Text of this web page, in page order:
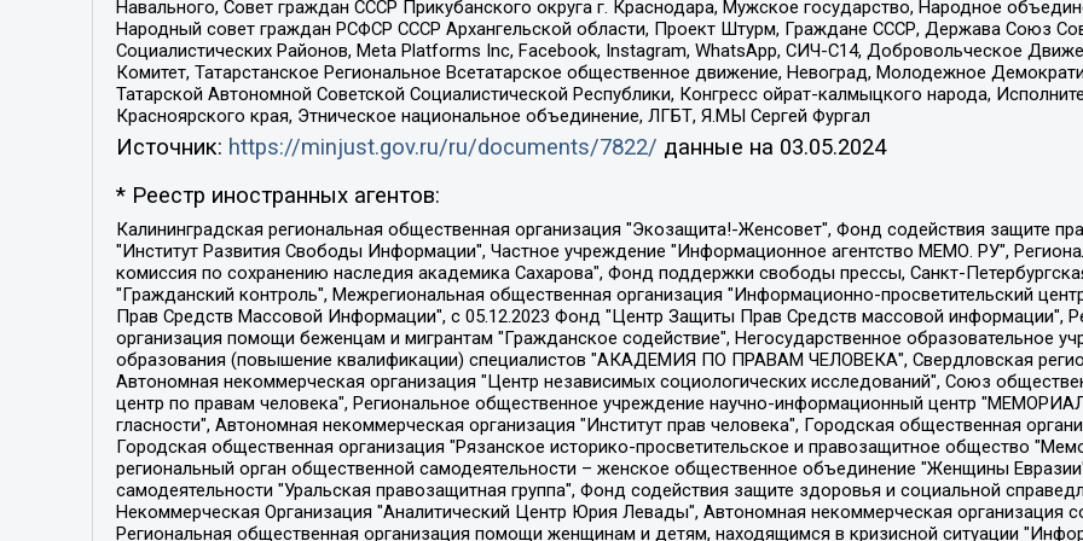
Навального, Совет граждан СССР Прикубанского округа г. Краснодара, Мужское государство, Народное
Народный совет граждан РСФСР СССР Архангельской области, Проект Штурм, Граждане СССР, Держава Союз
Социалистических Районов, Meta Platforms Inc, Facebook, Instagram, WhatsApp, СИЧ-С14, Добровольческое
Комитет, Татарстанское Региональное Всетатарское общественное движение, Невоград, Молодежное
Татарской Автономной Советской Социалистической Республики, Конгресс ойрат-калмыцкого народа,
Красноярского края, Этническое национальное объединение, ЛГБТ, Я.МЫ Сергей Фургал
Источник: https://minjust.gov.ru/ru/documents/7822/ данные на 03.05.2024
* Реестр иностранных агентов:
Калининградская региональная общественная организация "Экозащита!-Женсовет", Фонд содействия защите прав и свобод граждан "Общественный вердикт", Фонд "Институт Развития Свободы Информации", Частное учреждение "Информационное агентство МЕМО. РУ", Региональная общественная организация "Общественная комиссия по сохранению наследия академика Сахарова", Фонд поддержки свободы прессы, Санкт-Петербургская общественная правозащитная организация "Гражданский контроль", Межрегиональная общественная организация "Информационно-просветительский центр "Мемориал", Региональный Фонд "Центр Защиты Прав Средств Массовой Информации", с 05.12.2023 Фонд "Центр Защиты Прав Средств массовой информации", Региональная общественная благотворительная организация помощи беженцам и мигрантам "Гражданское содействие", Негосударственное образовательное учреждение дополнительного профессионального образования (повышение квалификации) специалистов "АКАДЕМИЯ ПО ПРАВАМ ЧЕЛОВЕКА", Свердловская региональная общественная организация "Сутяжник", Автономная некоммерческая организация "Центр независимых социологических исследований", Союз общественных объединений "Российский исследовательский центр по правам человека", Региональное общественное учреждение научно-информационный центр "МЕМОРИАЛ", Некоммерческая организация "Фонд защиты гласности", Автономная некоммерческая организация "Институт прав человека", Городская общественная организация "Екатеринбургское общество "МЕМОРИАЛ", Городская общественная организация "Рязанское историко-просветительское и правозащитное общество "Мемориал" (Рязанский Мемориал), Челябинский региональный орган общественной самодеятельности – женское общественное объединение "Женщины Евразии", Челябинский региональный орган общественной самодеятельности "Уральская правозащитная группа", Фонд содействия защите здоровья и социальной справедливости имени Андрея Рылькова, Автономная Некоммерческая Организация "Аналитический Центр Юрия Левады", Автономная некоммерческая организация социальной поддержки населения "Проект Апрель", Региональная общественная организация помощи женщинам и детям, находящимся в кризисной ситуации "Информационно-методический центр "Анна", Фонд содействия развитию массовых коммуникаций и правовому просвещению "Так-так-Так", Фонд содействия устойчивому развитию "Серебряная тайга", Свердловский региональный общественный фонд социальных проектов "Новое время", "Idel.Реалии", Кавказ.Реалии, Крым.Реалии, Телеканал Настоящее Время, Татаро-башкирская служба Радио Свобода (Azatliq Radiosi), Радио Свободная Европа/Радио Свобода (PCE/PC), "Сибирь.Реалии", "Фактограф", Благотворительный фонд помощи осужденным и их семьям, Автономная некоммерческая организация "Институт глобализации и социальных движений", Фонд "В защиту прав заключенных", Частное учреждение "Центр поддержки и содействия развитию средств массовой информации", Пензенский региональный общественный благотворительный фонд "Гражданский союз", "Север.Реалии", Некоммерческая организация Фонд "Правовая инициатива", Общество с ограниченной ответственностью "Радио Свободная Европа/Радио Свобода", Чешское информационное агентство "MEDIUM-ORIENT", Красноярская региональная общественная организация "Мы против СПИДа", Камалягин Денис Николаевич, Маркелов Сергей Евгеньевич, Пономарев Лев Александрович, Савицкая Людмила Алексеевна, Автономная некоммерческая организация "Центр по работе с проблемой насилия "НАСИЛИЮ.НЕТ", Межрегиональный профессиональный союз работников здравоохранения "Альянс врачей", Юридическое лицо, зарегистрированное в Латвийской Республике, SIA "Medusa Project" (регистрационный номер 40103797863, дата регистрации 10.06.2014), Некоммерческая организация "Фонд по борьбе с коррупцией", Автономная некоммерческая организация "Институт права и публичной политики", Баданин Роман Сергеевич, Гликин Максим Александрович, Железнова Мария Михайловна, Лукьянова Юлия Сергеевна, Маетная Елизавета Витальевна, Маняхин Петр Борисович, Чуракова Ольга Владимировна, Ярош Юлия Петровна, Юридическое лицо "The Insider SIA", зарегистрированное в Риге, Латвийская Республика (дата регистрации 26.06.2015), являющееся администратором доменного имени интернет-издания "The Insider SIA", https://theins.ru, Постернак Алексей Евгеньевич, Рубин Михаил Аркадьевич, Анин Роман Александрович, Юридическое лицо Istories fonds, зарегистрированное в Латвийской Республике (регистрационный номер 50008295751, дата регистрации 24.02.2020), Великовский Дмитрий Александрович, Долинина Ирина Николаевна, Мароховская Алеся Алексеевна, Шлейнов Роман Юрьевич, Шмагун Олеся Валентиновна, Общество с ограниченной ответственностью "Альтаир 2021", Общество с ограниченной ответственностью "Вега 2021", Общество с ограниченной ответственностью "Главный редактор 2021", Общество с ограниченной ответственностью "Ромашки монолит", Важенков Артем Валерьевич, Ивановская областная общественная организация "Центр гендерных исследований", Гурман Юрий Альбертович, Медиапроект "ОВД-Инфо", Егоров Владимир Владимирович, Жилинский Владимир Александрович, Общество с ограниченной ответственностью "ЗП", Иванова София Юрьевна, Карезина Инна Павловна, Кильтау Екатерина Викторовна, Петров Алексей Викторович, Пискунов Сергей Евгеньевич, Смирнов Сергей Сергеевич, Тихонов Михаил Сергеевич, Общество с ограниченной ответственностью "ЖУРНАЛИСТ-ИНОСТРАННЫЙ АГЕНТ", Арапова Галина Юрьевна, Вольтская Татьяна Анатольевна, Американская компания "Mason G.E.S. Anonymous Foundation" (США), являющаяся владельцем интернет-издания https://mnews.world/, Компания "Stichting Bellingcat", зарегистрированная в Нидерландах (дата регистрации 11.07.2018), Захаров Андрей Вячеславович, Клепиковская Екатерина Дмитриевна, Общество с ограниченной ответственностью "МЕМО", Перл Роман Александрович, Симонов Евгений Алексеевич, Соловьева Елена Анатольевна, Сотников Даниил Владимирович, Сурначева Елизавета Дмитриевна, Автономная некоммерческая организация по защите прав человека и информированию населения "Якутия – Наше Мнение", Общество с ограниченной ответственностью "Москоу диджитал медиа", с 26.01.2023 Общество с ограниченной ответственностью "Чайка Белые сады", Ветошкина Валерия Валерьевна, Заговора Максим Александрович, Межрегиональное общественное движение "Российская ЛГБТ - сеть", Оленичев Максим Владимирович, Павлов Иван Юрьевич, Скворцова Елена Сергеевна, Общество с ограниченной ответственностью "Как бы инагент", Кочетков Игорь Викторович, Общество с ограниченной ответственностью "Честные выборы", Еланчик Олег Александрович, Общество с ограниченной ответственностью "Нобелевский призыв", Гималова Регина Эмилевна, Григорьев Андрей Валерьевич, Григорьева Алина Александровна, Ассоциация по содействию защите прав призывников, альтернативнослужащих и военнослужащих "Правозащитная группа